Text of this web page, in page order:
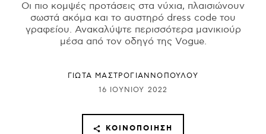
Οι πιο κομψές προτάσεις στα νύχια, πλαισιώνουν
σωστά ακόμα και το αυστηρό dress code του
γραφείου. Ανακαλύψτε περισσότερα μανικιούρ
μέσα από τον οδηγό της Vogue.
ΓΙΩΤΑ ΜΑΣΤΡΟΓΙΑΝΝΟΠΟΥΛΟΥ
16 ΙΟΥΝΊΟΥ 2022
ΚΟΙΝΟΠΟΊΗΣΗ